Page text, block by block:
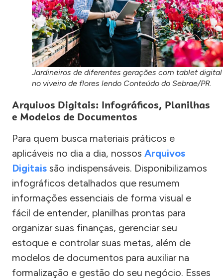
Jardineiros de diferentes gerações com tablet digital
no viveiro de flores lendo Conteúdo do Sebrae/PR.
Arquivos Digitais: Infográficos, Planilhas
e Modelos de Documentos
Para quem busca materiais práticos e
aplicáveis no dia a dia, nossos Arquivos
Digitais são indispensáveis. Disponibilizamos
infográficos detalhados que resumem
informações essenciais de forma visual e
fácil de entender, planilhas prontas para
organizar suas finanças, gerenciar seu
estoque e controlar suas metas, além de
modelos de documentos para auxiliar na
formalização e gestão do seu negócio. Esses